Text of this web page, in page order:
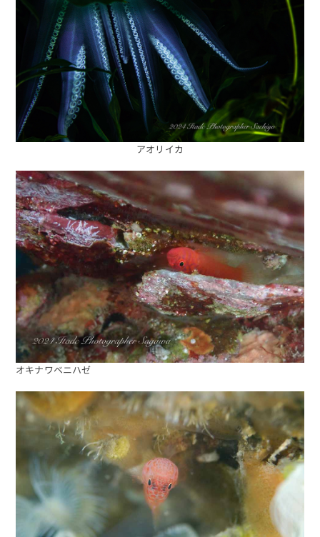
アオリイカ
オキナワベニハゼ
海況をチェック 海日記を見る
予約する